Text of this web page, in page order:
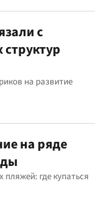
с
на развитие
на ряде
где купаться